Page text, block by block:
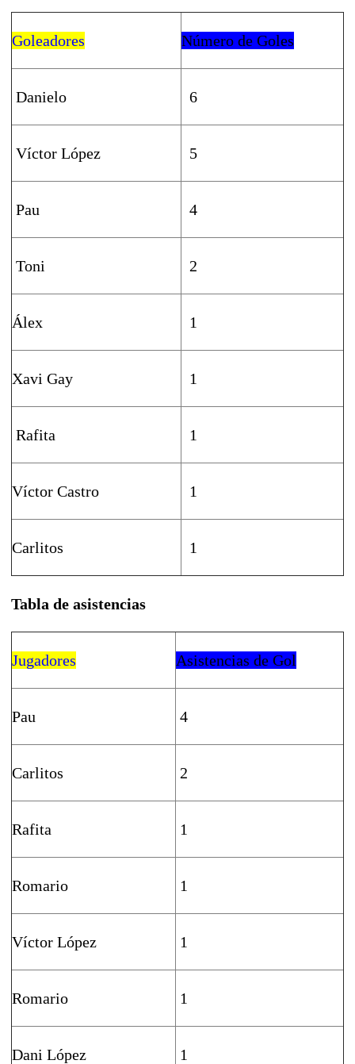
Goleadores Número de Goles
Danielo 6
Víctor López 5
Pau 4
Toni 2
Álex 1
Xavi Gay 1
Rafita 1
Víctor Castro 1
Carlitos 1
Tabla de asistencias
Jugadores Asistencias de Gol
Pau 4
Carlitos 2
Rafita 1
Romario 1
Víctor López 1
Romario 1
Dani López 1